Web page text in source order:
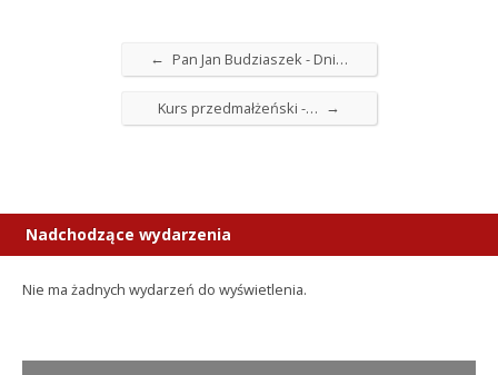
← Pan Jan Budziaszek - Dni…
Kurs przedmałżeński -… →
Nadchodzące wydarzenia
Nie ma żadnych wydarzeń do wyświetlenia.